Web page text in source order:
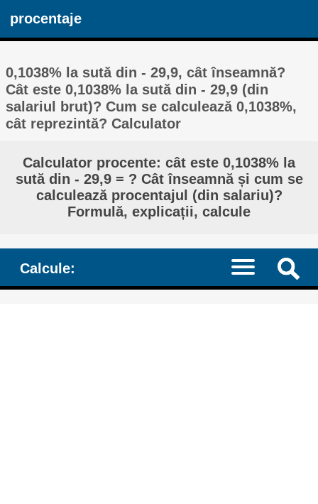
procentaje
0,1038% la sută din - 29,9, cât înseamnă?
Cât este 0,1038% la sută din - 29,9 (din
salariul brut)? Cum se calculează 0,1038%,
cât reprezintă? Calculator
Calculator procente: cât este 0,1038% la
sută din - 29,9 = ? Cât înseamnă și cum se
calculează procentajul (din salariu)?
Formulă, explicații, calcule
Calcule: